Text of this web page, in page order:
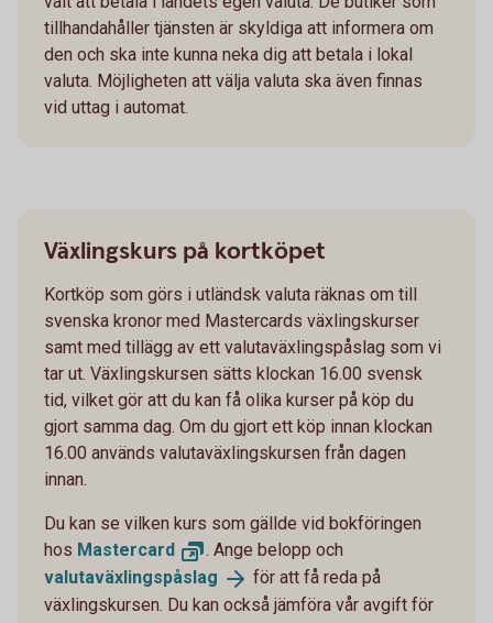
tillhandahåller tjänsten är skyldiga att informera om
den och ska inte kunna neka dig att betala i lokal
valuta. Möjligheten att välja valuta ska även finnas
vid uttag i automat.
Växlingskurs på kortköpet
Kortköp som görs i utländsk valuta räknas om till
svenska kronor med Mastercards växlingskurser
samt med tillägg av ett valutaväxlingspåslag som vi
tar ut. Växlingskursen sätts klockan 16.00 svensk
tid, vilket gör att du kan få olika kurser på köp du
gjort samma dag. Om du gjort ett köp innan klockan
16.00 används valutaväxlingskursen från dagen
innan.
Du kan se vilken kurs som gällde vid bokföringen
hos Mastercard
. Ange belopp och
valutaväxlingspåslag
för att få reda på
växlingskursen. Du kan också jämföra vår avgift för